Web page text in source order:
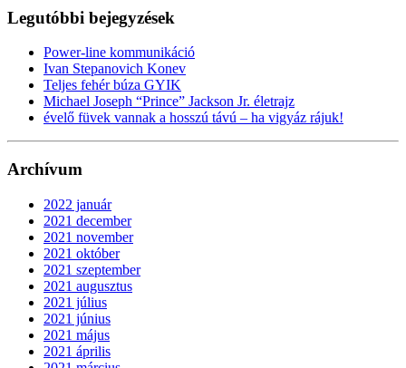
Legutóbbi bejegyzések
Power-line kommunikáció
Ivan Stepanovich Konev
Teljes fehér búza GYIK
Michael Joseph “Prince” Jackson Jr. életrajz
évelő füvek vannak a hosszú távú – ha vigyáz rájuk!
Archívum
2022 január
2021 december
2021 november
2021 október
2021 szeptember
2021 augusztus
2021 július
2021 június
2021 május
2021 április